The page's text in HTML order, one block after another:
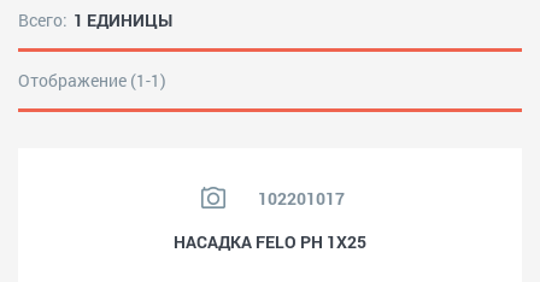
Всего: 1 ЕДИНИЦЫ
Отображение (1-1)
102201017
НАСАДКA FELO PH 1X25